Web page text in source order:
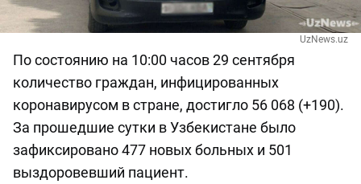
UzNews.uz
По состоянию на 10:00 часов 29 сентября
количество граждан, инфицированных
коронавирусом в стране, достигло 56 068 (+190).
За прошедшие сутки в Узбекистане было
зафиксировано 477 новых больных и 501
выздоровевший пациент.